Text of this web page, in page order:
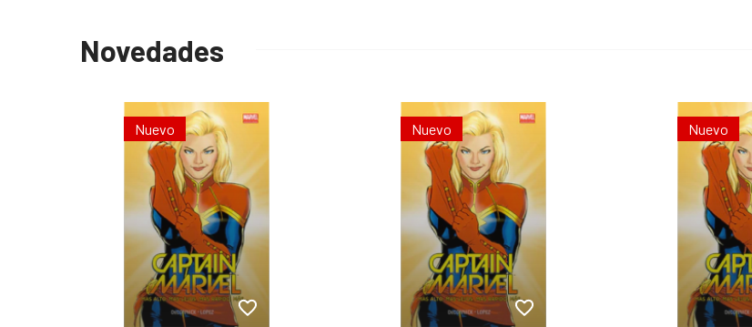
Novedades
Nuevo Nuevo Nuevo